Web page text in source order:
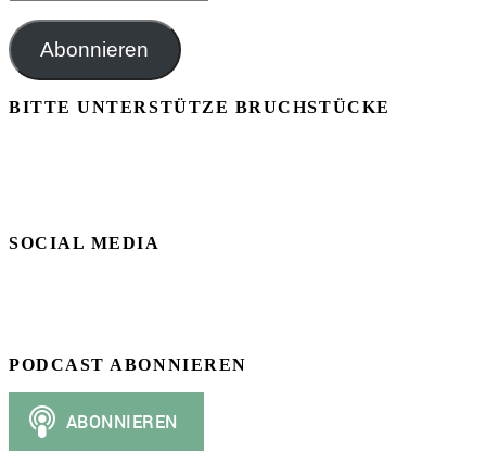
Adresse
Abonnieren
BITTE UNTERSTÜTZE BRUCHSTÜCKE
SOCIAL MEDIA
PODCAST ABONNIEREN